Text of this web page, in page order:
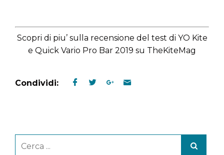
Scopri di piu’ sulla recensione del test di YO Kite
e Quick Vario Pro Bar 2019 su TheKiteMag
Condividi: